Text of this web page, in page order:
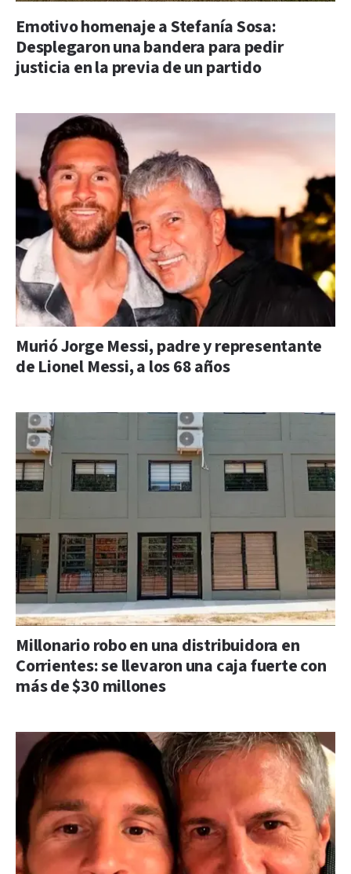
Emotivo homenaje a Stefanía Sosa:
Desplegaron una bandera para pedir
justicia en la previa de un partido
Murió Jorge Messi, padre y representante
de Lionel Messi, a los 68 años
Millonario robo en una distribuidora en
Corrientes: se llevaron una caja fuerte con
más de $30 millones